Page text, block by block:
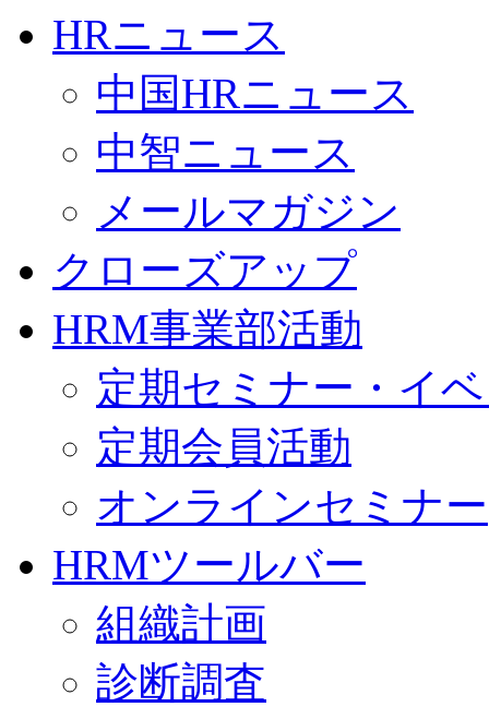
HRニュース
中国HRニュース
中智ニュース
メールマガジン
クローズアップ
HRM事業部活動
定期セミナー・イ
定期会員活動
オンラインセミナー
HRMツールバー
組織計画
診断調査